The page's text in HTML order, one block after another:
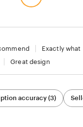
Exactly what
Great design
accuracy (3)